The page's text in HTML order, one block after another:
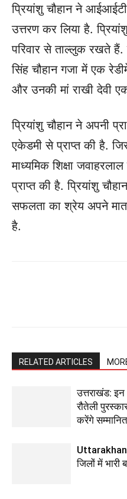
प्रियांशु चौहान ने
उत्तरण कर लिया है.
परिवार से ताल्लुक रखते हैं.
सिंह चौहान गजा में एक
और उनकी मां राखी देवी
प्रियांशु चौहान ने अपनी
एकेडमी से प्राप्त की है.
माध्यमिक शिक्षा
प्राप्त की है. प्रियांशु
सफलता का श्रेय अपने
है.
RELATED ARTICLES
उत्तराखंड:
रौतेली
करेंगे सम्मानित
जिलों में भारी